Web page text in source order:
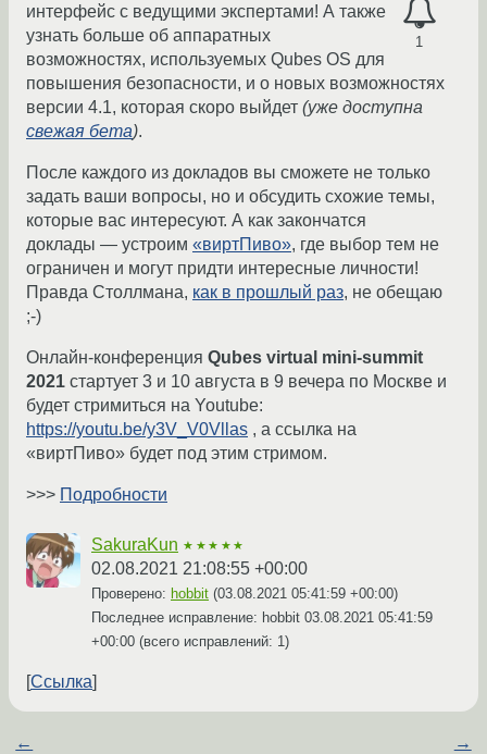
1
интерфейс с ведущими экспертами! А также
узнать больше об аппаратных
возможностях, используемых Qubes OS для
повышения безопасности, и о новых возможностях
версии 4.1, которая скоро выйдет (уже доступна
свежая бета).
После каждого из докладов вы сможете не только
задать ваши вопросы, но и обсудить схожие темы,
которые вас интересуют. А как закончатся
доклады — устроим «виртПиво», где выбор тем не
ограничен и могут придти интересные личности!
Правда Столлмана, как в прошлый раз, не обещаю
;-)
Онлайн-конференция Qubes virtual mini-summit
2021 стартует 3 и 10 августа в 9 вечера по Москве и
будет стримиться на Youtube:
https://youtu.be/y3V_V0Vllas , а ссылка на
«виртПиво» будет под этим стримом.
>>> Подробности
SakuraKun ★★★★★
02.08.2021 21:08:55 +00:00
Проверено: hobbit (03.08.2021 05:41:59 +00:00)
Последнее исправление: hobbit 03.08.2021 05:41:59
+00:00 (всего исправлений: 1)
Ссылка
← →